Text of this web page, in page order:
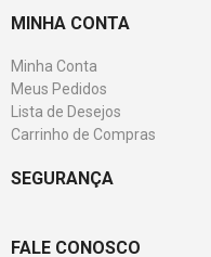
MINHA CONTA
Minha Conta
Meus Pedidos
Lista de Desejos
Carrinho de Compras
SEGURANÇA
FALE CONOSCO